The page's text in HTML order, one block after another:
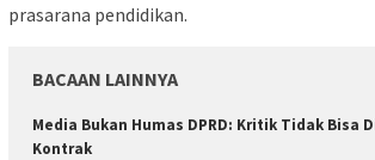
prasarana pendidikan.
BACAAN LAINNYA
Media Bukan Humas DPRD: Kritik Tidak Bisa
Kontrak